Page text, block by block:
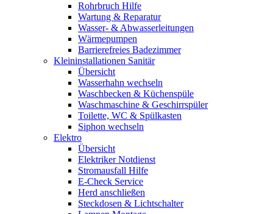
Rohrbruch Hilfe
Wartung & Reparatur
Wasser- & Abwasserleitungen
Wärmepumpen
Barrierefreies Badezimmer
Kleininstallationen Sanitär
Übersicht
Wasserhahn wechseln
Waschbecken & Küchenspüle
Waschmaschine & Geschirrspüler
Toilette, WC & Spülkasten
Siphon wechseln
Elektro
Übersicht
Elektriker Notdienst
Stromausfall Hilfe
E-Check Service
Herd anschließen
Steckdosen & Lichtschalter